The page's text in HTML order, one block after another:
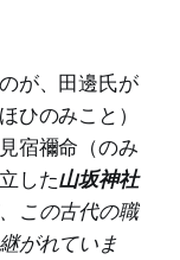
が、田邊氏が
ひのみこと）
宿禰命（のみ
した山坂神社
この古代の職
がれていま